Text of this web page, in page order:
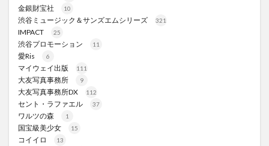
金銀財宝社 10
渋谷ミュージック＆サンズエムシリーズ 321
IMPACT 25
渋谷プロモーション 11
愛Ris 6
マイウェイ出版 111
大友写真事務所 9
大友写真事務所DX 112
セント・ラファエル 37
ワルツの森 1
国宝級美少女 15
コイイロ 13